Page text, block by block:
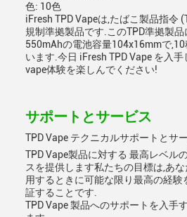
色: 10色
iFresh TPD Vapeは,たばこ製品指令
規制準拠製品です.このTPD準拠製
550mAhの電池容量104x16mmで
います.今日 iFresh TPD Vape を入
vape体験を楽しんでください!
サポートとサービス
TPD Vape テクニカルサポートとサ
TPD Vape製品に対する 最高レベル
スを提供します私たちの目標は,あ
用するときに可能な限り最高の経験
証することです.
TPD Vape 製品へのサポートを入手